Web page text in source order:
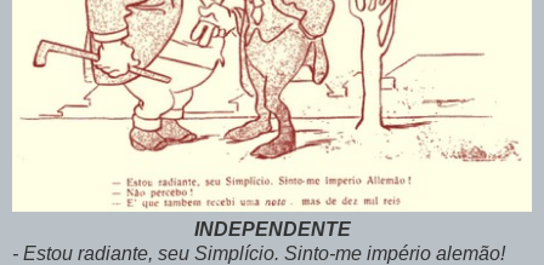
INDEPENDENTE
- Estou radiante, seu Simplício. Sinto-me império alemão!